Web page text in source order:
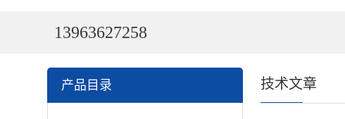
13963627258
产品目录 技术文章